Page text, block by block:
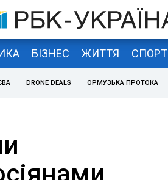
БІЗНЕС ЖИТТЯ СПОРТ
DRONE DEALS ОРМУЗЬКА ПРОТОКА